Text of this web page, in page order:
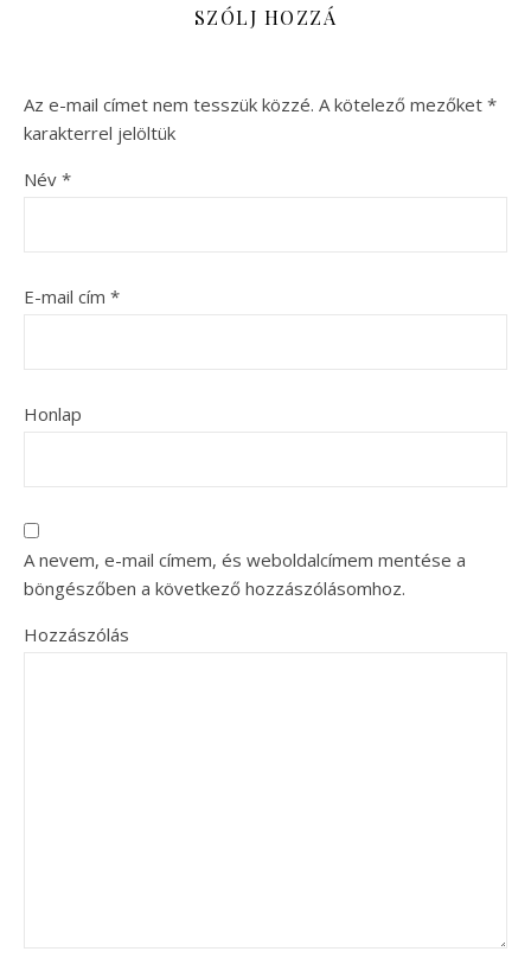
SZÓLJ HOZZÁ
Az e-mail címet nem tesszük közzé. A kötelező mezőket *
karakterrel jelöltük
Név *
E-mail cím *
Honlap
A nevem, e-mail címem, és weboldalcímem mentése a
böngészőben a következő hozzászólásomhoz.
Hozzászólás